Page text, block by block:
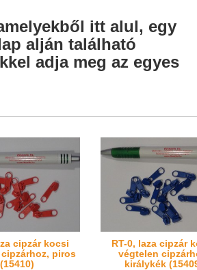
itt alul, egy
alján található
adja meg az egyes
cipzár kocsi
piros
(15410)
RT-0, laza cipzár
végtelen
királykék